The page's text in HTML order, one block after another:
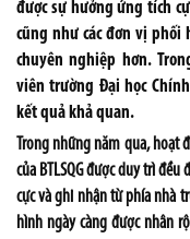
được sự hưởng ứng tích
cũng như các đơn vị phối
chuyên nghiệp hơn.
viên trường Đại học
kết quả khả quan.
Trong những năm qua, hoạt
của BTLSQG được duy trì
cực và ghi nhận từ phía nhà
hình ngày càng được nhân